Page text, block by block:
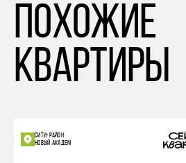
похожие
квартиры
СИТИ-РАЙОН
НОВЫЙ АКАДЕМ